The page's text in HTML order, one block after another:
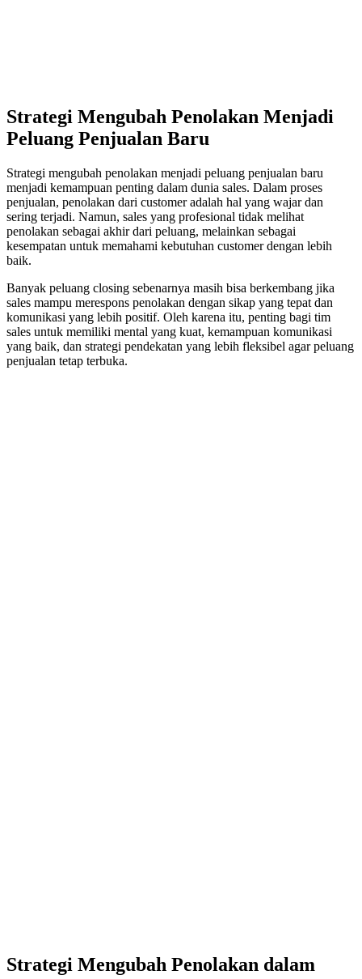
Strategi Mengubah Penolakan Menjadi
Peluang Penjualan Baru
Strategi mengubah penolakan menjadi peluang penjualan baru
menjadi kemampuan penting dalam dunia sales. Dalam proses
penjualan, penolakan dari customer adalah hal yang wajar dan
sering terjadi. Namun, sales yang profesional tidak melihat
penolakan sebagai akhir dari peluang, melainkan sebagai
kesempatan untuk memahami kebutuhan customer dengan lebih
baik.
Banyak peluang closing sebenarnya masih bisa berkembang jika
sales mampu merespons penolakan dengan sikap yang tepat dan
komunikasi yang lebih positif. Oleh karena itu, penting bagi tim
sales untuk memiliki mental yang kuat, kemampuan komunikasi
yang baik, dan strategi pendekatan yang lebih fleksibel agar peluang
penjualan tetap terbuka.
Strategi Mengubah Penolakan dalam